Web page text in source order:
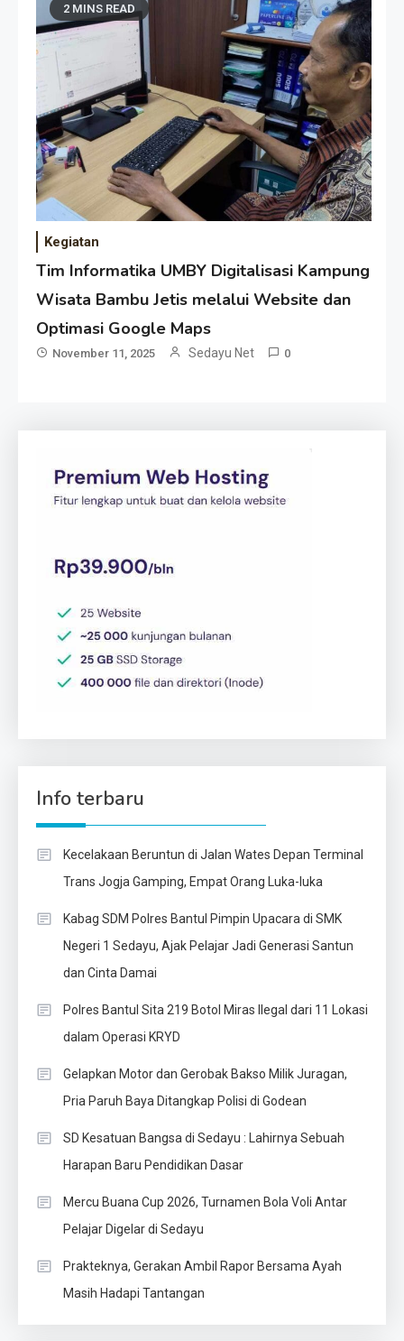
2 MINS READ
Kegiatan
Tim Informatika UMBY Digitalisasi Kampung
Wisata Bambu Jetis melalui Website dan
Optimasi Google Maps
November 11, 2025 Sedayu Net 0
Info terbaru
Kecelakaan Beruntun di Jalan Wates Depan Terminal
Trans Jogja Gamping, Empat Orang Luka-luka
Kabag SDM Polres Bantul Pimpin Upacara di SMK
Negeri 1 Sedayu, Ajak Pelajar Jadi Generasi Santun
dan Cinta Damai
Polres Bantul Sita 219 Botol Miras Ilegal dari 11 Lokasi
dalam Operasi KRYD
Gelapkan Motor dan Gerobak Bakso Milik Juragan,
Pria Paruh Baya Ditangkap Polisi di Godean
SD Kesatuan Bangsa di Sedayu : Lahirnya Sebuah
Harapan Baru Pendidikan Dasar
Mercu Buana Cup 2026, Turnamen Bola Voli Antar
Pelajar Digelar di Sedayu
Prakteknya, Gerakan Ambil Rapor Bersama Ayah
Masih Hadapi Tantangan